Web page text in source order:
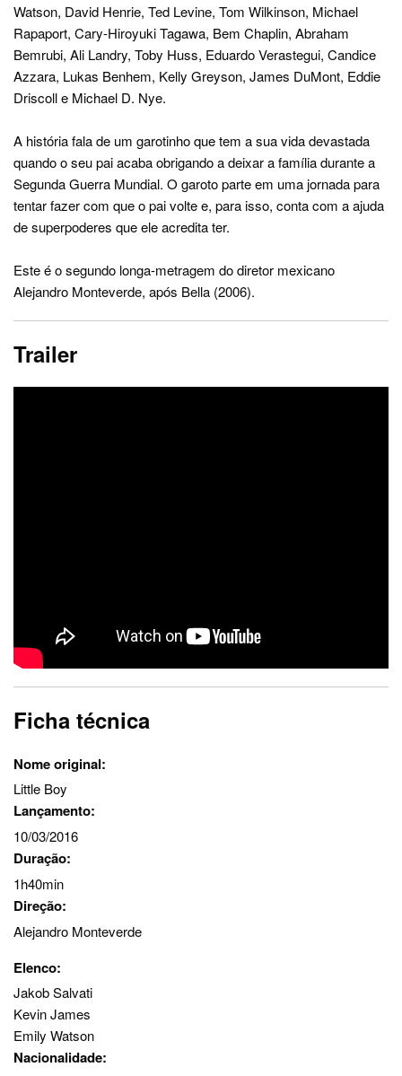
Watson, David Henrie, Ted Levine, Tom Wilkinson, Michael
Rapaport, Cary-Hiroyuki Tagawa, Bem Chaplin, Abraham
Bemrubi, Ali Landry, Toby Huss, Eduardo Verastegui, Candice
Azzara, Lukas Benhem, Kelly Greyson, James DuMont, Eddie
Driscoll e Michael D. Nye.
A história fala de um garotinho que tem a sua vida devastada
quando o seu pai acaba obrigando a deixar a família durante a
Segunda Guerra Mundial. O garoto parte em uma jornada para
tentar fazer com que o pai volte e, para isso, conta com a ajuda
de superpoderes que ele acredita ter.
Este é o segundo longa-metragem do diretor mexicano
Alejandro Monteverde, após Bella (2006).
Trailer
Ficha técnica
Nome original:
Little Boy
Lançamento:
10/03/2016
Duração:
1h40min
Direção:
Alejandro Monteverde
Elenco:
Jakob Salvati
Kevin James
Emily Watson
Nacionalidade: